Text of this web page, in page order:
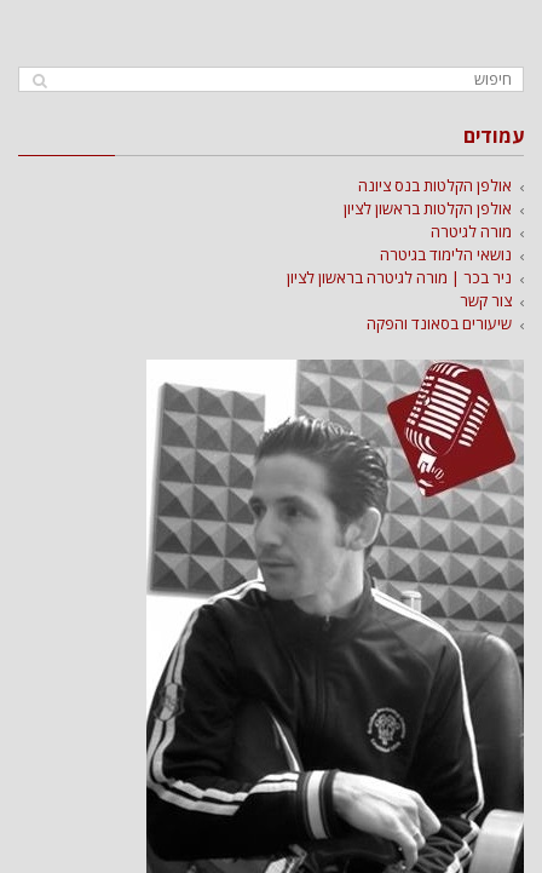
עמודים
אולפן הקלטות בנס ציונה
אולפן הקלטות בראשון לציון
מורה לגיטרה
נושאי הלימוד בגיטרה
ניר בכר | מורה לגיטרה בראשון לציון
צור קשר
שיעורים בסאונד והפקה